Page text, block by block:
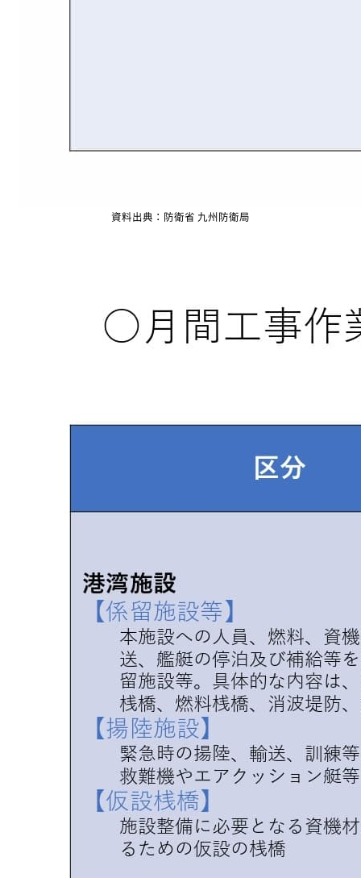
資料出典：防衛省 九州防衛局